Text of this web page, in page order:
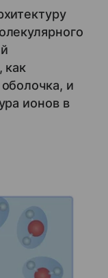
как
и
ионов в